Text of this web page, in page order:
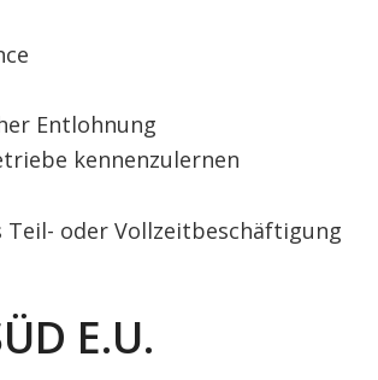
Entlohnung
kennenzulernen
oder Vollzeitbeschäftigung
E.U.